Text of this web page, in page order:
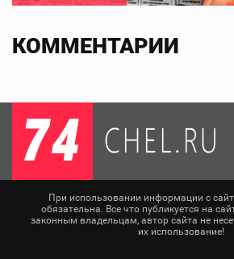
КОММЕНТАРИИ
При использовании информации с
обязательна. Все что публикуется на
законным владельцам, автор сайта не
их использование!